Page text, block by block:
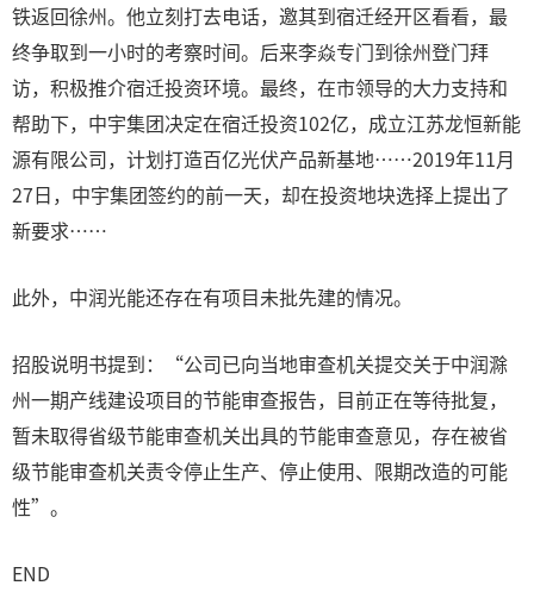
铁返回徐州。他立刻打去电话，邀其到宿迁经开区看看，最
终争取到一小时的考察时间。后来李焱专门到徐州登门拜
访，积极推介宿迁投资环境。最终，在市领导的大力支持和
帮助下，中宇集团决定在宿迁投资102亿，成立江苏龙恒新能
源有限公司，计划打造百亿光伏产品新基地……2019年11月
27日，中宇集团签约的前一天，却在投资地块选择上提出了
新要求……
此外，中润光能还存在有项目未批先建的情况。
招股说明书提到：“公司已向当地审查机关提交关于中润滁
州一期产线建设项目的节能审查报告，目前正在等待批复，
暂未取得省级节能审查机关出具的节能审查意见，存在被省
级节能审查机关责令停止生产、停止使用、限期改造的可能
性”。
END